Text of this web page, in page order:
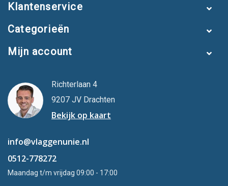
Klantenservice
Categorieën
Mijn account
Richterlaan 4
9207 JV Drachten
Bekijk op kaart
info@vlaggenunie.nl
0512-778272
Maandag t/m vrijdag 09:00 - 17:00